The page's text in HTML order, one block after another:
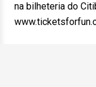
na bilheteria do